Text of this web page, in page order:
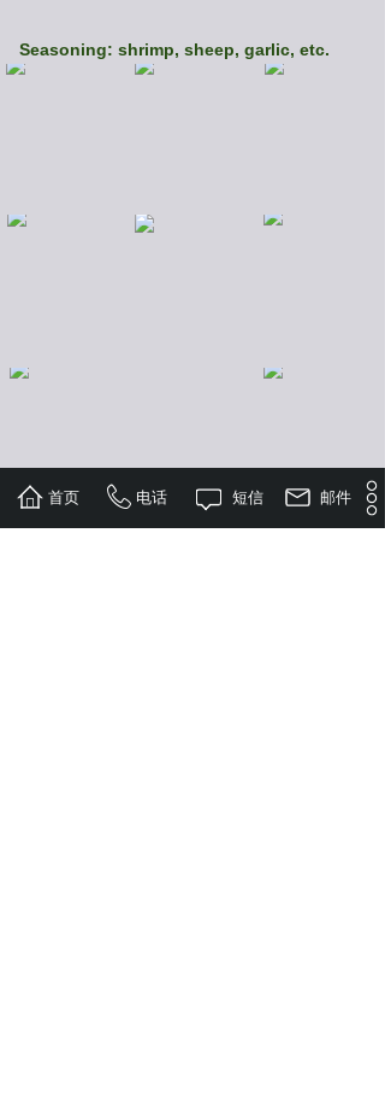
Seasoning: shrimp, sheep, garlic, etc.
All spices
首页 电话 短信 邮件